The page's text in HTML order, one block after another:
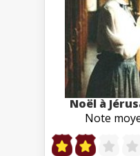
Noël à
Note